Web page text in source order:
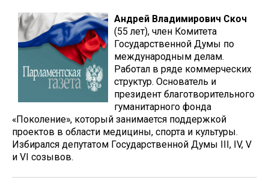
Андрей Владимирович Скоч
(55 лет), член Комитета
Государственной Думы по
международным делам.
Работал в ряде коммерческих
структур. Основатель и
президент благотворительного
гуманитарного фонда
«Поколение», который занимается поддержкой
проектов в области медицины, спорта и культуры.
Избирался депутатом Государственной Думы III, IV, V
и VI созывов.